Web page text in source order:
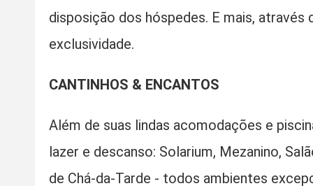
disposição dos hóspedes. E mais,
exclusividade.
CANTINHOS & ENCANTOS
Além de suas lindas acomodações e
lazer e descanso: Solarium, Mezanino,
de Chá-da-Tarde - todos ambientes